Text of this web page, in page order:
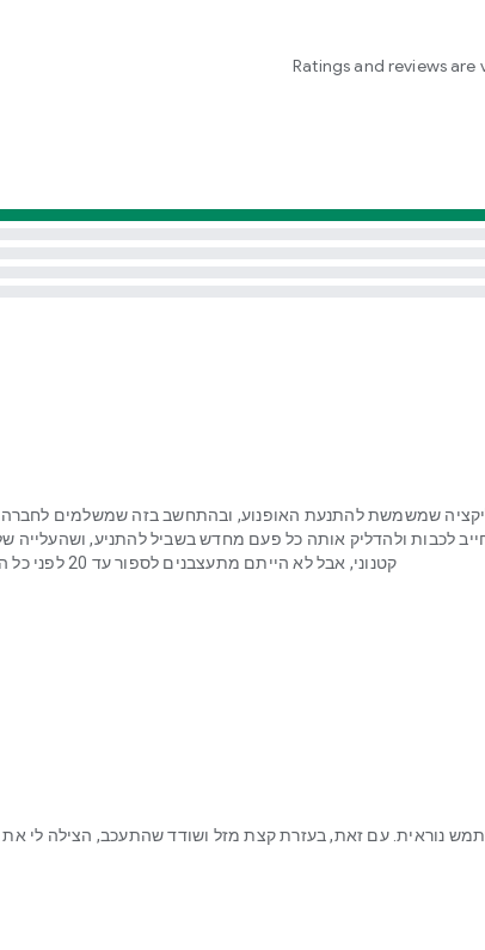
Ratings and reviews are
שמשמשת להתנעת האופנוע, ובהתחשב בזה שמשלמים לחברה
לכבות ולהדליק אותה כל פעם מחדש בשביל להתניע, ושהעלייה
קטנוני, אבל לא הייתם מתעצבנים לספור עד 20 לפני כל התנעה??) יש לי אותה שנתיים והמצב לא השתנה
נוראית. עם זאת, בעזרת קצת מזל ושודד שהתעכב, הצילה לי